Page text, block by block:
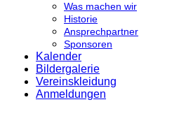
Was machen wir
Historie
Ansprechpartner
Sponsoren
Kalender
Bildergalerie
Vereinskleidung
Anmeldungen